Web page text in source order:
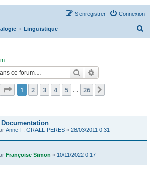
Connexion
S’enregistrer
Linguistique
Rechercher
Page 1sur26
1 2 3 4 5 26
Anne-F. GRALL-PERES « 28/03/2011 0:31
Françoise Simon « 10/11/2022 0:17